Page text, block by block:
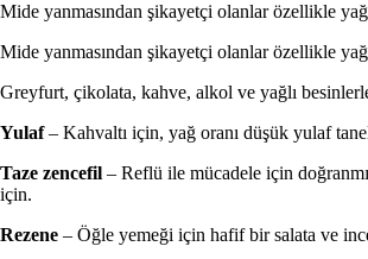
Mide yanmasından şikayetçi olanlar özellikle
Mide yanmasından şikayetçi olanlar özellikle
Greyfurt, çikolata, kahve, alkol ve yağlı
Yulaf– Kahvaltı için, yağ oranı düşük yulaf
Taze zencefil – Reflü ile mücadele için
için.
Rezene – Öğle yemeği için hafif bir salata ve